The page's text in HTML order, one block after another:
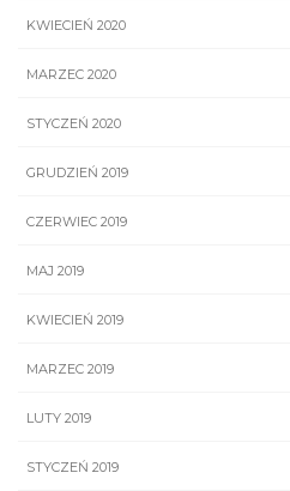
KWIECIEŃ 2020
MARZEC 2020
STYCZEŃ 2020
GRUDZIEŃ 2019
CZERWIEC 2019
MAJ 2019
KWIECIEŃ 2019
MARZEC 2019
LUTY 2019
STYCZEŃ 2019